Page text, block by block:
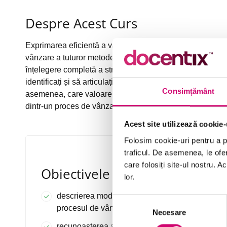
Consimțământ
Acest site utilizează
Folosim cookie-uri pentru a
traficul. De asemenea, le
care folosiți site-ul nostru.
lor.
consimțământului
Necesare
Despre Acest Curs
Exprimarea eficientă a valorii pe care o oferă compania
vânzare a tuturor metodelor de vânzare. Strategiile de
înțelegere completă a strategiilor, operațiunilor și
identificați și să articulați valoarea companiei dvs.
asemenea, care valoare se poate potrivi cel mai bine
dintr-un proces de vânzare de succes.
Obiectivele Cursului
descrierea modului în care valoarea afectează
procesul de vânzare și cumpărare